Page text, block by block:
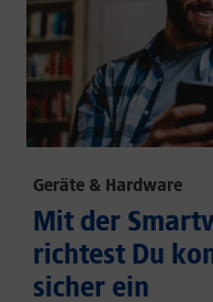
Geräte & Hardware
Mit der
richtest Du
sicher ein